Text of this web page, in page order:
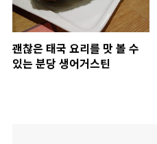
괜찮은 태국 요리를 맛 볼 수
있는 분당 생어거스틴